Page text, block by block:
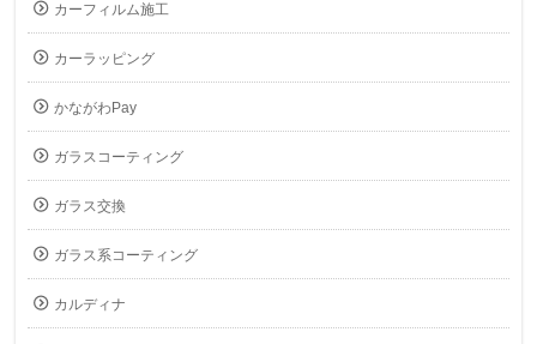
カーフィルム施工
カーラッピング
かながわPay
ガラスコーティング
ガラス交換
ガラス系コーティング
カルディナ